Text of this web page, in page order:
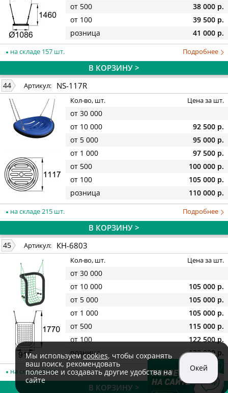
от 500
38 000 р.
от 100
39 500 р.
розница
41 000 р.
на складе 157 шт. Подробнее
В КОРЗИНУ >
44 Артикул: NS-117R
Кол-во, шт. Цена за шт.
от 30 000
от 10 000
92 500 р.
от 5 000
95 000 р.
от 1 000
97 500 р.
от 500
100 000 р.
от 100
105 000 р.
розница
110 000 р.
на складе 215 шт. Подробнее
В КОРЗИНУ >
45 Артикул: КН-6803
Кол-во, шт. Цена за шт.
от 30 000
от 10 000
105 000 р.
от 5 000
105 000 р.
от 1 000
105 000 р.
от 500
115 000 р.
от 100
122 500 р.
розница
130 000 р.
на складе 6 шт. Подробнее
В КОРЗИНУ >
Мы используемcookies, чтобы сохранять
ваш поиск, рекомендовать
полезное и создавать другие удобства на
сайте
Окей